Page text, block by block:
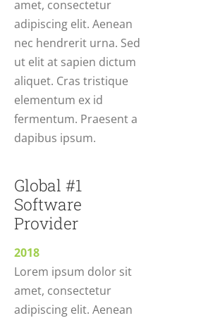
amet, consectetur
adipiscing elit. Aenean
nec hendrerit urna. Sed
ut elit at sapien dictum
aliquet. Cras tristique
elementum ex id
fermentum. Praesent a
dapibus ipsum.
Global #1
Software
Provider
2018
Lorem ipsum dolor sit
amet, consectetur
adipiscing elit. Aenean